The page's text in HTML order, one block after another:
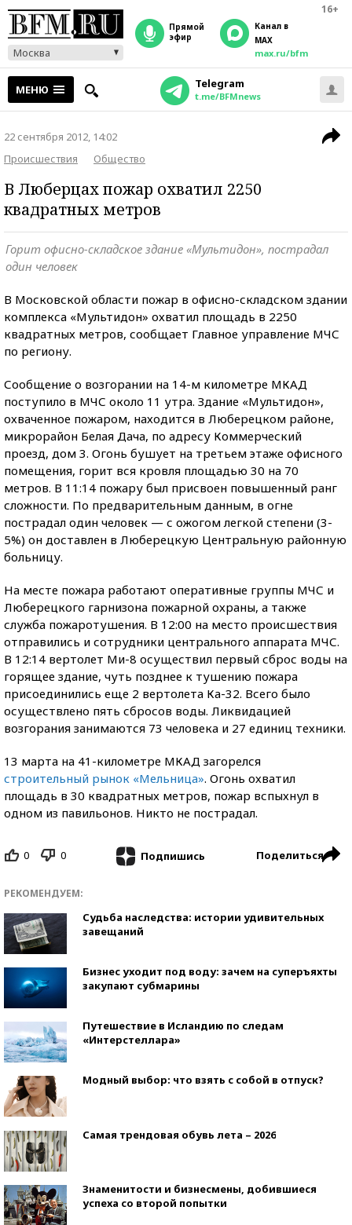
16+
Москва
прямой
эфир
Канал в
MAX
max.ru/bfm
МЕНЮ Telegram
t.me/BFMnews
22 сентября 2012, 14:02
Происшествия
Общество
В Люберцах пожар охватил 2250
квадратных метров
Горит офисно-складское здание «Мультидон», пострадал
один человек
В Московской области пожар в офисно-складском здании
комплекса «Мультидон» охватил площадь в 2250
квадратных метров, сообщает Главное управление МЧС
по региону.
Сообщение о возгорании на 14-м километре МКАД
поступило в МЧС около 11 утра. Здание «Мультидон»,
охваченное пожаром, находится в Люберецком районе,
микрорайон Белая Дача, по адресу Коммерческий
проезд, дом 3. Огонь бушует на третьем этаже офисного
помещения, горит вся кровля площадью 30 на 70
метров. В 11:14 пожару был присвоен повышенный ранг
сложности. По предварительным данным, в огне
пострадал один человек — с ожогом легкой степени (3-
5%) он доставлен в Люберецкую Центральную районную
больницу.
На месте пожара работают оперативные группы МЧС и
Люберецкого гарнизона пожарной охраны, а также
служба пожаротушения. В 12:00 на место происшествия
отправились и сотрудники центрального аппарата МЧС.
В 12:14 вертолет Ми-8 осуществил первый сброс воды на
горящее здание, чуть позднее к тушению пожара
присоединились еще 2 вертолета Ка-32. Всего было
осуществлено пять сбросов воды. Ликвидацией
возгорания занимаются 73 человека и 27 единиц техники.
13 марта на 41-километре МКАД загорелся
строительный рынок «Мельница». Огонь охватил
площадь в 30 квадратных метров, пожар вспыхнул в
одном из павильонов. Никто не пострадал.
0 0 Подпишись Поделиться
РЕКОМЕНДУЕМ:
Судьба наследства: истории удивительных
завещаний
Бизнес уходит под воду: зачем на суперъяхты
закупают субмарины
Путешествие в Исландию по следам
«Интерстеллара»
Модный выбор: что взять с собой в отпуск?
Самая трендовая обувь лета – 2026
Знаменитости и бизнесмены, добившиеся
успеха со второй попытки